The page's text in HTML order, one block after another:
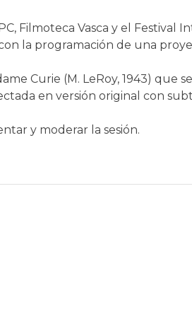
Filmoteca Vasca y el Festival
la programación de una
Curie (M. LeRoy, 1943)
en versión original con
y moderar la sesión.